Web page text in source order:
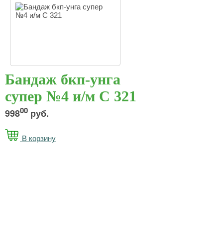
Бандаж бкп-унга
супер №4 и/м С 321
99800 руб.
В корзину